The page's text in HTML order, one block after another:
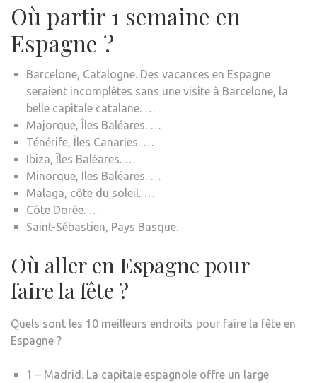
Où partir 1 semaine en
Espagne ?
Barcelone, ​​Catalogne. Des vacances en Espagne
seraient incomplètes sans une visite à Barcelone, la
belle capitale catalane. …
Majorque, Îles Baléares. …
Ténérife, Îles Canaries. …
Ibiza, Îles Baléares. …
Minorque, Iles Baléares. …
Malaga, côte du soleil. …
Côte Dorée. …
Saint-Sébastien, Pays Basque.
Où aller en Espagne pour
faire la fête ?
Quels sont les 10 meilleurs endroits pour faire la fête en
Espagne ?
1 – Madrid. La capitale espagnole offre un large